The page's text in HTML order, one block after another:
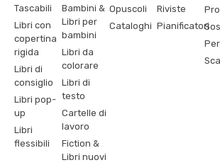
Tascabili
Libri con
copertina
rigida
Libri di
consiglio
Libri pop-
up
Libri
flessibili
Bambini &
Libri per
bambini
Libri da
colorare
Libri di
testo
Cartelle di
lavoro
Fiction &
Libri nuovi
Opuscoli
Cataloghi
Riviste
Pianificatori